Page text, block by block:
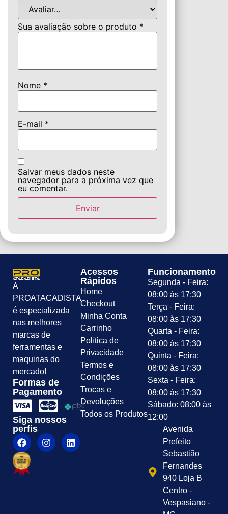
Sua avaliação sobre o produto *
Nome *
E-mail *
Salvar meus dados neste
navegador para a próxima vez que
eu comentar.
A
PROATACADISTA
é especializada
nas melhores
marcas de
ferramentas e
maquinas do
mercado!
Formas de
Pagamento
Siga nossos
perfis
Acessos
Rápidos
Home
Checkout
Minha Conta
Carrinho
Política de
Privacidade
Termos e
Condições
Trocas e
Devoluções
Todos os Produtos
Funcionamento
Segunda - Feira:
08:00 às 17:30
Terça - Feira:
08:00 às 17:30
Quarta - Feira:
08:00 às 17:30
Quinta - Feira:
08:00 às 17:30
Sexta - Feira:
08:00 às 17:30
Sábado: 08:00 às
12:00
Avenida
Prefeito
Sebastião
Fernandes
940 Loja B
Centro -
Vespasiano -